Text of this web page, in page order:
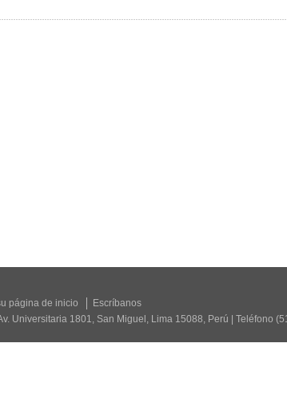
página de inicio
Escríbanos
Universitaria 1801, San Miguel, Lima 15088, Perú | Teléfono